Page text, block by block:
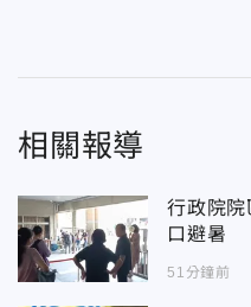
相關報導
行政院
口避暑
51分鐘前